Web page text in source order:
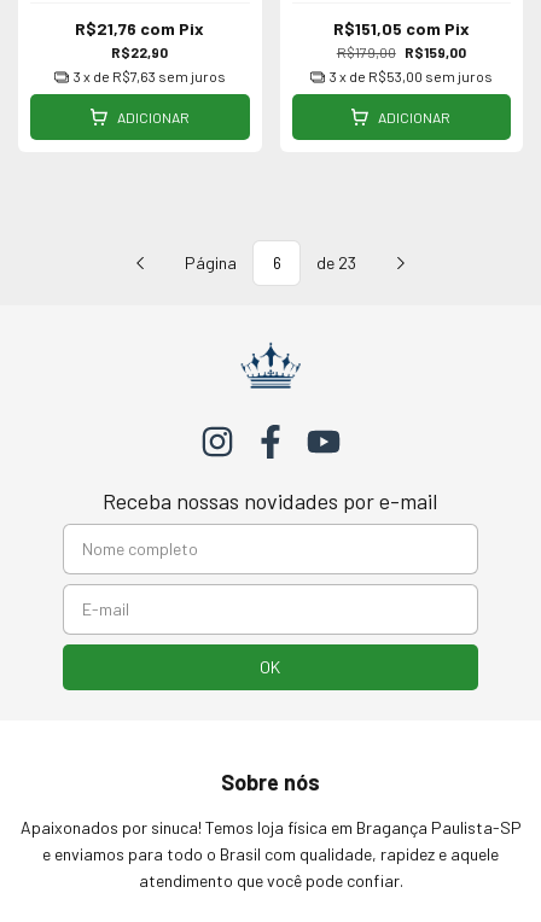
R$22,90
R$21,76 com Pix
3 x de R$7,63 sem juros
ADICIONAR
R$179,00 R$159,00
R$151,05 com Pix
3 x de R$53,00 sem juros
ADICIONAR
Página de 23
Receba nossas novidades por e-mail
Sobre nós
Apaixonados por sinuca! Temos loja física em Bragança Paulista-SP
e enviamos para todo o Brasil com qualidade, rapidez e aquele
atendimento que você pode confiar.